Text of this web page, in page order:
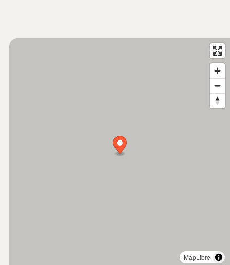
MapLibre